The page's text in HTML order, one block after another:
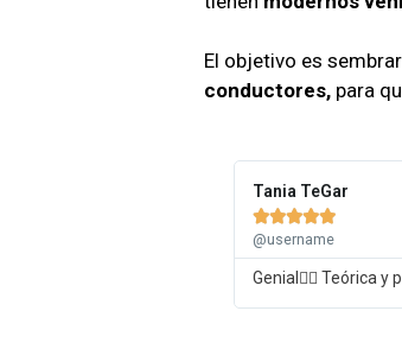
El objetivo es
conductores, para
Tania TeGar

@username
Genial👍🏼 Teórica